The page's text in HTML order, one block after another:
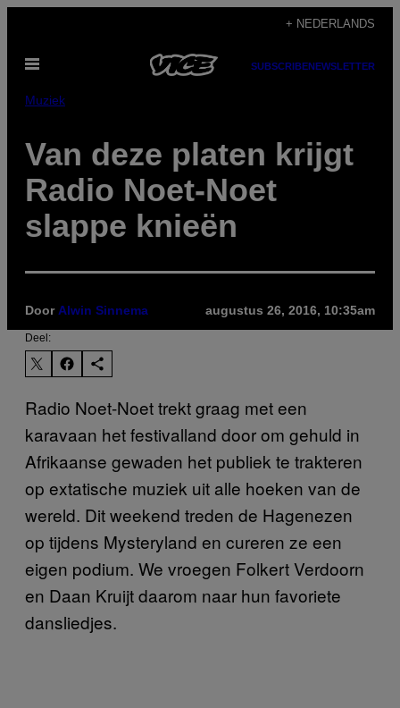
de
inhoud
+ NEDERLANDS
Open
SUBSCRIBENEWSLETTER
Muziek
Van deze platen krijgt
Radio Noet-Noet
slappe knieën
Door Alwin Sinnema augustus 26, 2016, 10:35am
Deel:
Radio Noet-Noet trekt graag met een
karavaan het festivalland door om gehuld in
Afrikaanse gewaden het publiek te trakteren
op extatische muziek uit alle hoeken van de
wereld. Dit weekend treden de Hagenezen
op tijdens Mysteryland en cureren ze een
eigen podium. We vroegen Folkert Verdoorn
en Daan Kruijt daarom naar hun favoriete
dansliedjes.